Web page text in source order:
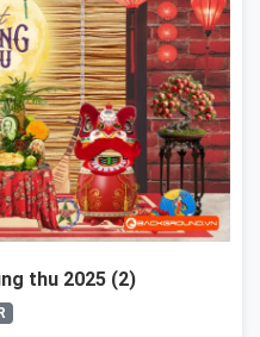
thu 2025 (2)